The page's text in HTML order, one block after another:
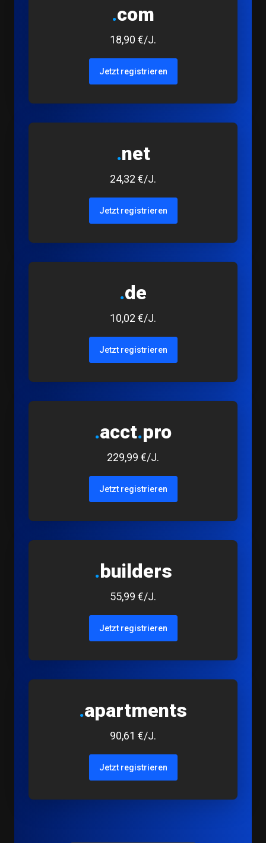
.com
18,90 €/J.
Jetzt registrieren
.net
24,32 €/J.
Jetzt registrieren
.de
10,02 €/J.
Jetzt registrieren
.acct.pro
229,99 €/J.
Jetzt registrieren
.builders
55,99 €/J.
Jetzt registrieren
.apartments
90,61 €/J.
Jetzt registrieren